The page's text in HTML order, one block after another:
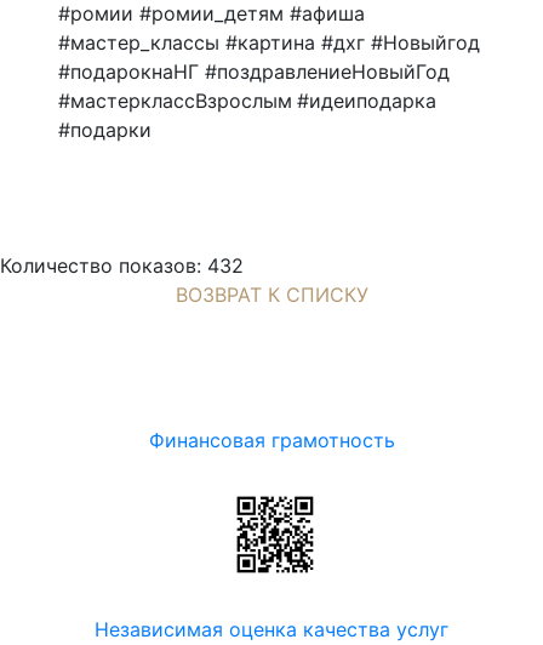
#ромии #ромии_детям #афиша
#мастер_классы #картина #дхг #Новыйгод
#подарокнаНГ #поздравлениеНовыйГод
#мастерклассВзрослым #идеиподарка
#подарки
Количество показов: 432
ВОЗВРАТ К СПИСКУ
Финансовая грамотность
Независимая оценка качества услуг